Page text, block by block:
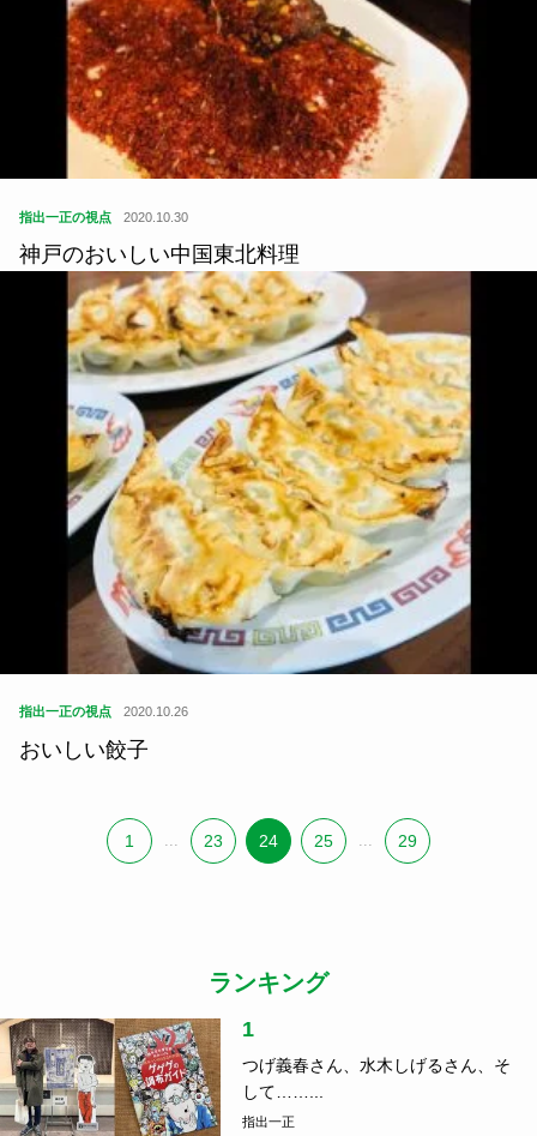
指出一正の視点 2020.10.30
神戸のおいしい中国東北料理
指出一正の視点 2020.10.26
おいしい餃子
1 23 24 25 29
ランキング
1
つげ義春さん、水木しげるさん、そ
して……...
指出一正